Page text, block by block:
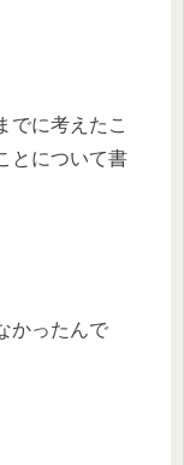
でに考えたこ
とについて書
かったんで